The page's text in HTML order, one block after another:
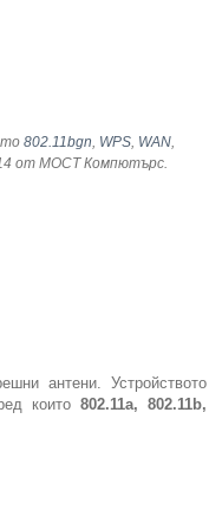
802.11bgn, WPS, WAN,
от МОСТ Компютърс.
антени. Устройството
които 802.11a, 802.11b,